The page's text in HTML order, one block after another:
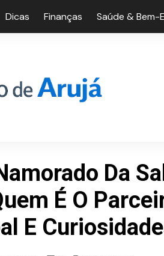
Dicas Finanças Saúde & Bem-
Da
É O
E